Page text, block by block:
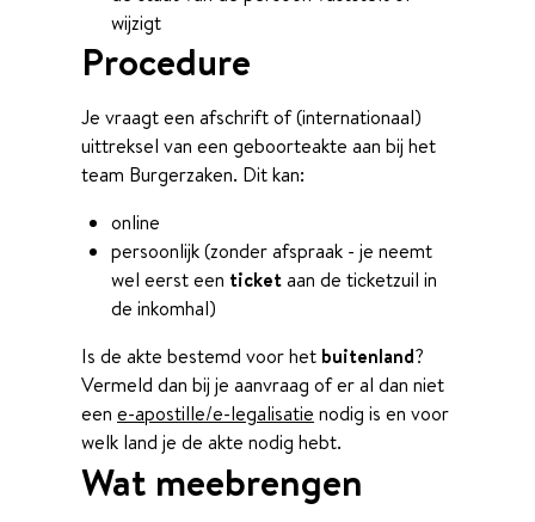
wijzigt
Procedure
Je vraagt een afschrift of (internationaal)
uittreksel van een geboorteakte aan bij het
team Burgerzaken. Dit kan:
online
persoonlijk (zonder afspraak - je neemt
wel eerst een ticketaan de ticketzuil in
de inkomhal)
Is de akte bestemd voor het buitenland?
Vermeld dan bij je aanvraag of er al dan niet
een e-apostille/e-legalisatie nodig is en voor
welk land je de akte nodig hebt.
Wat meebrengen